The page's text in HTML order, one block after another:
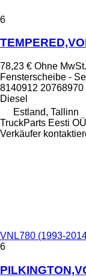
6
78,23 € Ohne MwSt.
Fensterscheibe -
8140912
Diesel
Estland, Tallinn
TruckParts Eesti OÜ
Verkäufer
VNL780 (1993-
6